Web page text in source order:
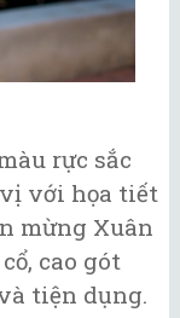
rực sắc
với họa tiết
mừng Xuân
cao gót
tiện dụng.